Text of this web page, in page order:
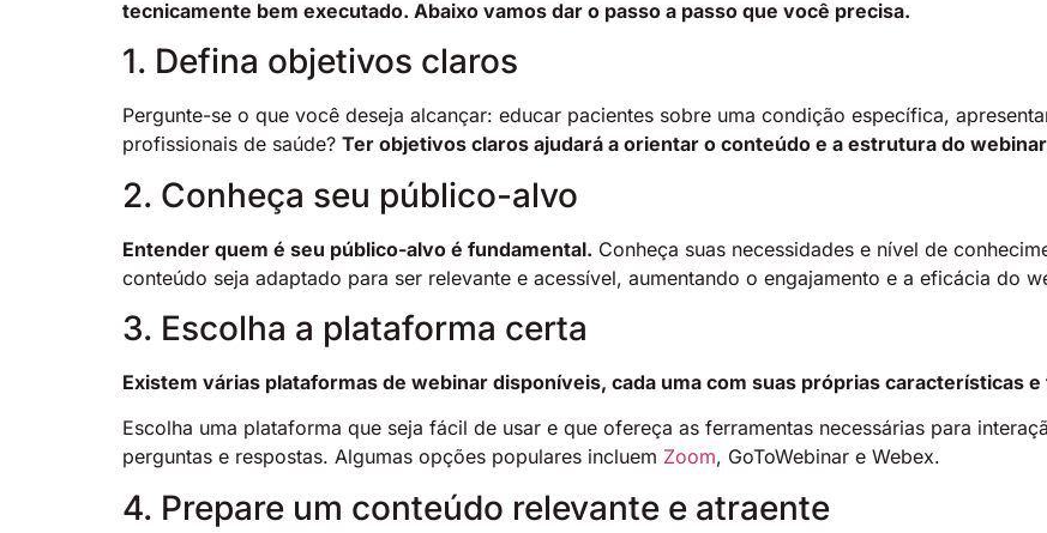
tecnicamente bem executado. Abaixo vamos dar o passo a passo que você precisa.
1. Defina objetivos claros
Pergunte-se o que você deseja alcançar: educar pacientes sobre uma condição específica,
profissionais de saúde? Ter objetivos claros ajudará a orientar o conteúdo e a estrutura do
2. Conheça seu público-alvo
Entender quem é seu público-alvo é fundamental. Conheça suas necessidades e nível de
conteúdo seja adaptado para ser relevante e acessível, aumentando o engajamento e a eficácia do
3. Escolha a plataforma certa
Existem várias plataformas de webinar disponíveis, cada uma com suas próprias características
Escolha uma plataforma que seja fácil de usar e que ofereça as ferramentas necessárias para
perguntas e respostas. Algumas opções populares incluem Zoom, GoToWebinar e Webex.
4. Prepare um conteúdo relevante e atraente